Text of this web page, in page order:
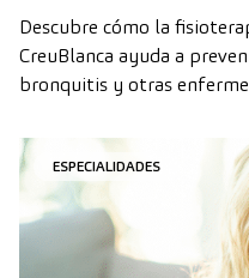
Descubre cómo la
CreuBlanca ayuda a
bronquitis y otras
bienestar y descanso.
ESPECIALIDADES